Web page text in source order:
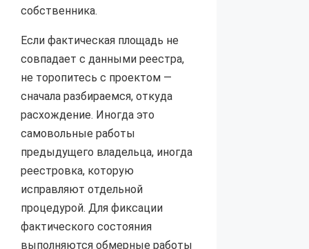
собственника.
Если фактическая площадь не
совпадает с данными реестра,
не торопитесь с проектом —
сначала разбираемся, откуда
расхождение. Иногда это
самовольные работы
предыдущего владельца, иногда
реестровка, которую
исправляют отдельной
процедурой. Для фиксации
фактического состояния
выполняются обмерные работы